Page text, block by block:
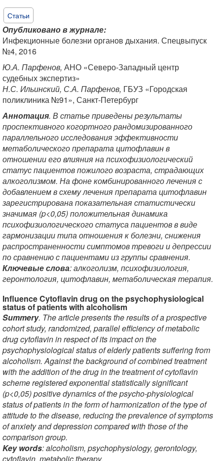
Статьи
Опубликовано в журнале:
Инфекционные болезни органов дыхания. Спецвыпуск
№4, 2016
Ю.А. Парфенов, АНО «Северо-Западный центр
судебных экспертиз»
Н.С. Ильинский, С.А. Парфенов, ГБУЗ «Городская
поликлиника №91», Санкт-Петербург
Аннотация. В статье приведены результаты
проспективного когортного рандомизированного
параллельного исследования эффективности
метаболического препарата цитофлавин в
отношении его влияния на психофизиологический
статус пациентов пожилого возраста, страдающих
алкоголизмом. На фоне комбинированного лечения с
добавлением в схему лечения препарата цитофлавин
зарегистрирована показательная статистически
значимая (p<0,05) положительная динамика
психофизиологического статуса пациентов в виде
гармонизации типа отношения к болезни, снижения
распространенности симптомов тревоги и депрессии
по сравнению с пациентами из группы сравнения.
Ключевые слова: алкоголизм, психофизиология,
геронтология, цитофлавин, метаболическая терапия.
Influence Cytoflavin drug on the psychophysiological
status of patients with alcoholism
Summery. The article presents the results of a prospective
cohort study, randomized, parallel efficiency of metabolic
drug cytoflavin in respect of its impact on the
psychophysiological status of elderly patients suffering from
alcoholism. Against the background of combined treatment
with the addition of the drug in the treatment of cytoflavin
scheme registered exponential statistically significant
(p<0,05) positive dynamics of the psycho-physiological
status of patients in the form of harmonization of the type of
attitude to the disease, reducing the prevalence of symptoms
of anxiety and depression compared with those of the
comparison group.
Key words: alcoholism, psychophysiology, gerontology,
cytoflavin, metabolic therapy.